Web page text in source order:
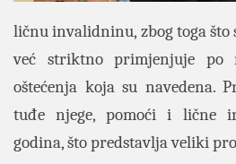
ličnu invalidninu, zbog toga što
već striktno primjenjuje po
oštećenja koja su navedena.
tuđe njege, pomoći i lične
godina, što predstavlja veliki